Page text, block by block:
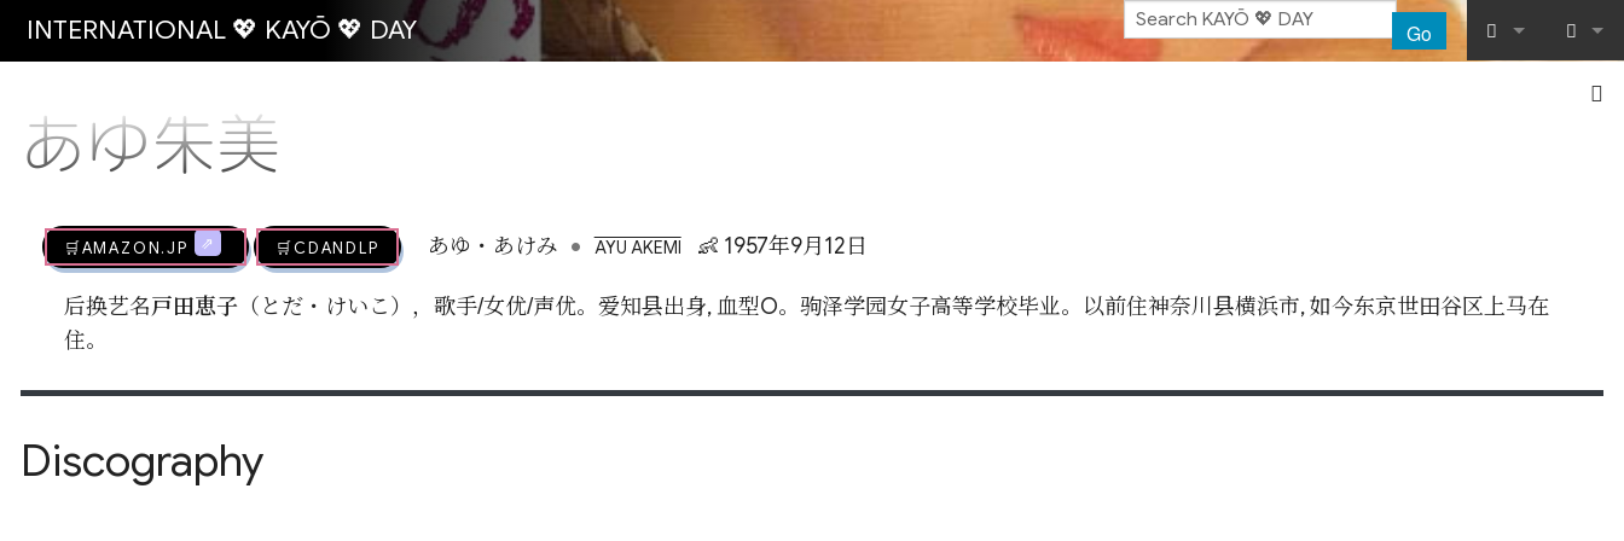
INTERNATIONAL 💖 KAYŌ 💖 DAY Go
What links
Page
Log in
あゆ朱美
🛒AMAZON.jp 🛒CDandLP あゆ・あけみ • AYU AKEMI 👶 1957年9月12日
后换艺名戸田恵子（とだ・けいこ），歌手/女优/声优。爱知县出身, 血型O。驹泽学园女子高等学校毕业。以前住神奈川县横浜市, 如今东京世田谷区上马在
住。
Discography